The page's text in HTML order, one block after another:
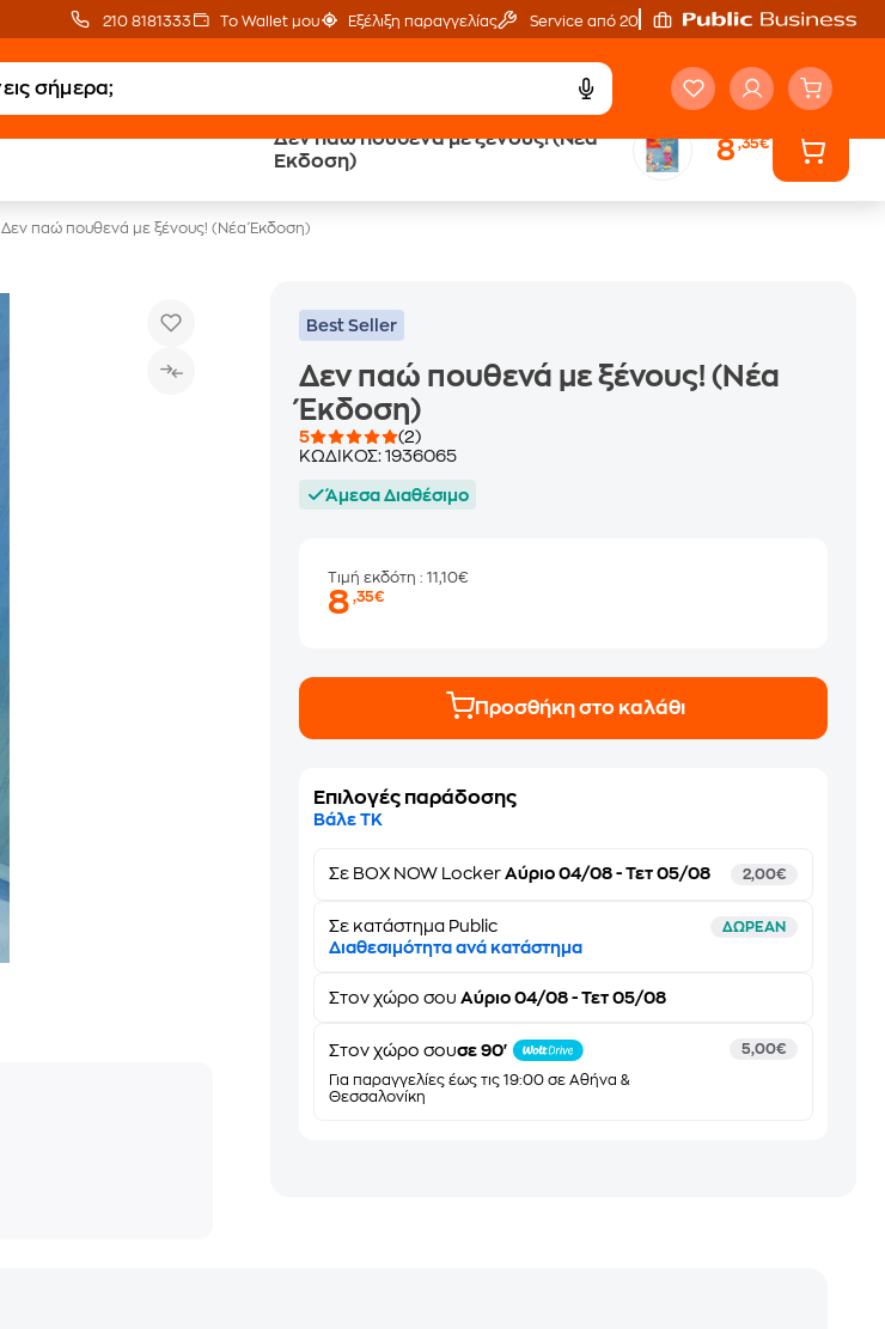
210 8181333 Το Wallet μου Εξέλιξη παραγγελίας Service από 20'
Δεν παώ πουθενά με ξένους! (Νέα
Έκδοση)
8,35€
Δωρεάν Μεταφορικά
Δεν παώ πουθενά με ξένους! (Νέα Έκδοση)
Best Seller
Δεν παώ πουθενά με ξένους! (Νέα
Έκδοση)
5
(2)
ΚΩΔΙΚΟΣ:1936065
Άμεσα Διαθέσιμο
Τιμή εκδότη: 11,10€
8,35€
Προσθήκη στο καλάθι
Επιλογές παράδοσης
Βάλε ΤΚ
Σε BOX NOW Locker Αύριο 04/08 - Τετ 05/08 2,00€
Σε κατάστημα Public ΔΩΡΕΑΝ
Διαθεσιμότητα ανά κατάστημα
Στονχώρο σου Αύριο 04/08 - Τετ 05/08
Στον χώρο σουσε 90'
Για παραγγελίες έως τις 19:00 σε Αθήνα &
Θεσσαλονίκη
5,00€